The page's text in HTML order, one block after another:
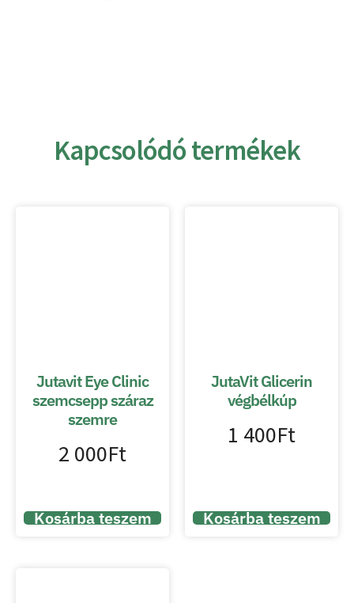
Kapcsolódó termékek
Jutavit Eye Clinic
szemcsepp száraz
szemre
2 000Ft
Kosárba teszem
JutaVit Glicerin
végbélkúp
1 400Ft
Kosárba teszem